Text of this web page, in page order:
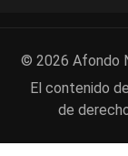
© 2026 Afondo
El contenido
de